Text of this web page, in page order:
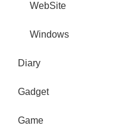
WebSite
Windows
Diary
Gadget
Game